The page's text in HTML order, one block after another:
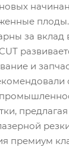
за
и
премиум